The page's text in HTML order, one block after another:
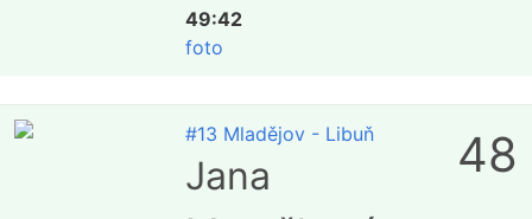
49:42
foto
#13 Mladějov - Libuň
Jana
48